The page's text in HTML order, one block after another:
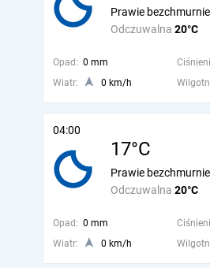
Odczuwalna 20°C
Prawie bezchmurnie
Opad: 0 mm
Wiatr:
0 km/h
04:00
17°C
Odczuwalna 20°C
Prawie bezchmurnie
Opad: 0 mm
Wiatr:
0 km/h